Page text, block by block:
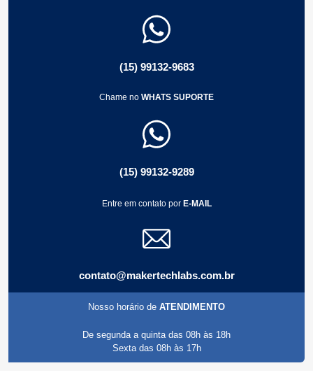
(15) 99132-9683
Chame no WHATS SUPORTE
(15) 99132-9289
Entre em contato por E-MAIL
contato@makertechlabs.com.br
Nosso horário de ATENDIMENTO
De segunda a quinta das 08h às 18h
Sexta das 08h às 17h